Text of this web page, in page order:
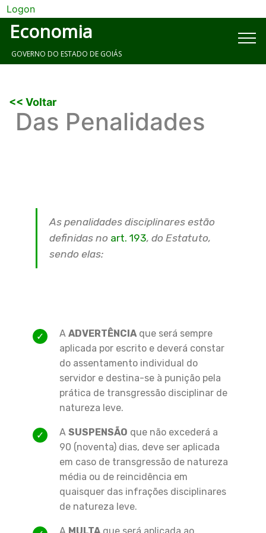
Logon
Economia
GOVERNO DO ESTADO DE GOIÁS
<< Voltar
Das Penalidades
As penalidades disciplinares estão
definidas no art. 193, do Estatuto,
sendo elas:
A ADVERTÊNCIAque será sempre
aplicada por escrito e deverá constar
do assentamento individual do
servidor e destina-se à punição pela
prática de transgressão disciplinar de
natureza leve.
A SUSPENSÃO que não excederá a
90 (noventa) dias, deve ser aplicada
em caso de transgressão de natureza
média ou de reincidência em
quaisquer das infrações disciplinares
de natureza leve.